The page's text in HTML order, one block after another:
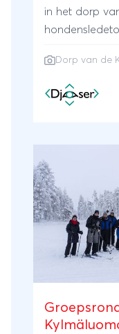
in het dorp
Dorp van de